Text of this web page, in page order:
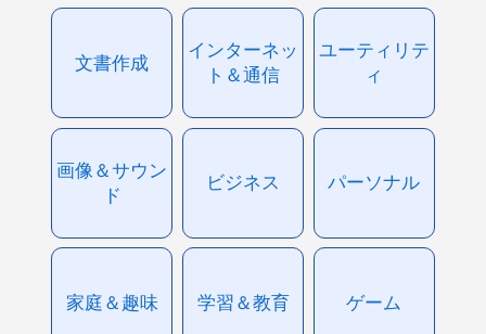
文書作成
インターネッ
ト＆通信
ユーティリテ
ィ
画像＆サウン
ド
ビジネス パーソナル
家庭＆趣味 学習＆教育 ゲーム